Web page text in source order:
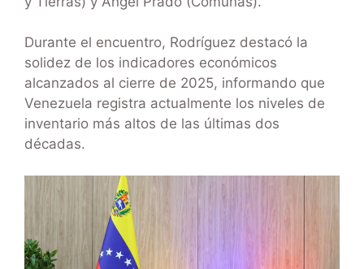
Durante el encuentro, Rodríguez destacó la
solidez de los indicadores económicos
alcanzados al cierre de 2025, informando que
Venezuela registra actualmente los niveles de
inventario más altos de las últimas dos
décadas.